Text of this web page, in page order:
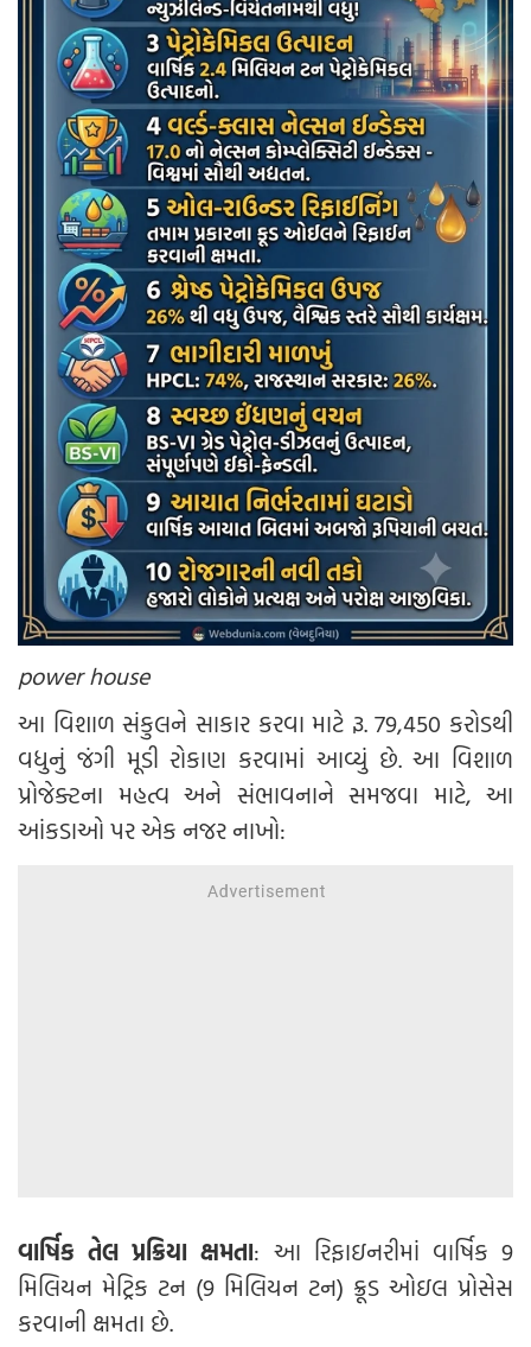
power house
આ વિશાળ સંકુલને સાકાર કરવા માટે રૂ. 79,450 કરોડથી
વધુનું જંગી મૂડી રોકાણ કરવામાં આવ્યું છે. આ વિશાળ
પ્રોજેક્ટના મહત્વ અને સંભાવનાને સમજવા માટે, આ
આંકડાઓ પર એક નજર નાખો:
વાર્ષિક તેલ પ્રક્રિયા ક્ષમતા: આ રિફાઇનરીમાં વાર્ષિક 9
મિલિયન મેટ્રિક ટન (9 મિલિયન ટન) ક્રૂડ ઓઇલ પ્રોસેસ
કરવાની ક્ષમતા છે.